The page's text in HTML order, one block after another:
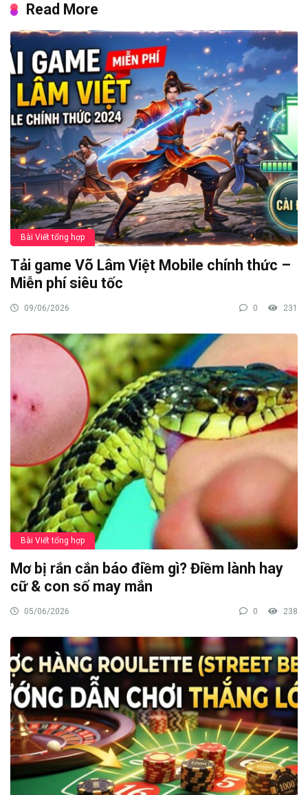
Read More
Bài Viết tổng hợp
Tải game Võ Lâm Việt Mobile chính thức –
Miễn phí siêu tốc
09/06/2026 0 231
Bài Viết tổng hợp
Mơ bị rắn cắn báo điềm gì? Điềm lành hay
cữ & con số may mắn
05/06/2026 0 238